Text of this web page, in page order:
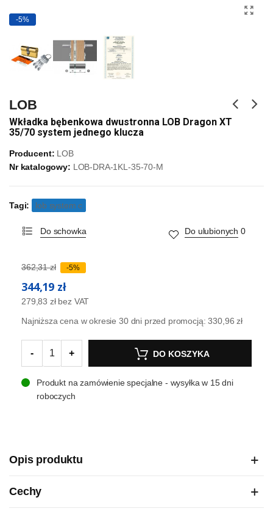
-5%
LOB
Wkładka bębenkowa dwustronna LOB Dragon XT
35/70 system jednego klucza
Producent: LOB
Nr katalogowy: LOB-DRA-1KL-35-70-M
Tagi: lob system c
Do schowka Do ulubionych 0
362,31 zł -5%
344,19 zł
279,83 zł bez VAT
Najniższa cena w okresie 30 dni przed promocją:330,96 zł
- + DO KOSZYKA
Produkt na zamówienie specjalne - wysyłka w 15 dni
roboczych
Opis produktu
Cechy